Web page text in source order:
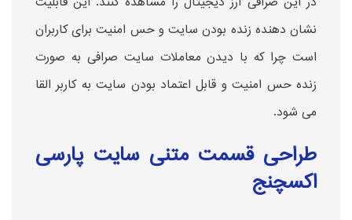
نشان دهنده زنده بودن سایت و حس امنیت برای کاربران
است چرا که با دیدن معاملات سایت صرافی به صورت
زنده حس امنیت و قابل اعتماد بودن سایت به کاربر القا
می شود.
طراحی قسمت متنی سایت پارسی
اکسچنج